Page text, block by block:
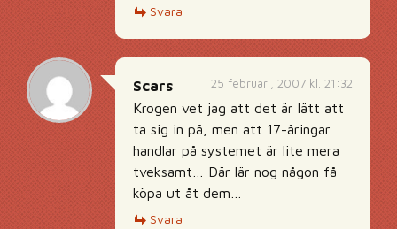
Svara
25 februari, 2007 kl. 21:32
Scars
Krogen vet jag att det är lätt att
ta sig in på, men att 17-åringar
handlar på systemet är lite mera
tveksamt… Där lär nog någon få
köpa ut åt dem…
Svara